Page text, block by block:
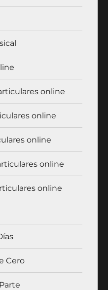
online
online
online
online
online
Cero